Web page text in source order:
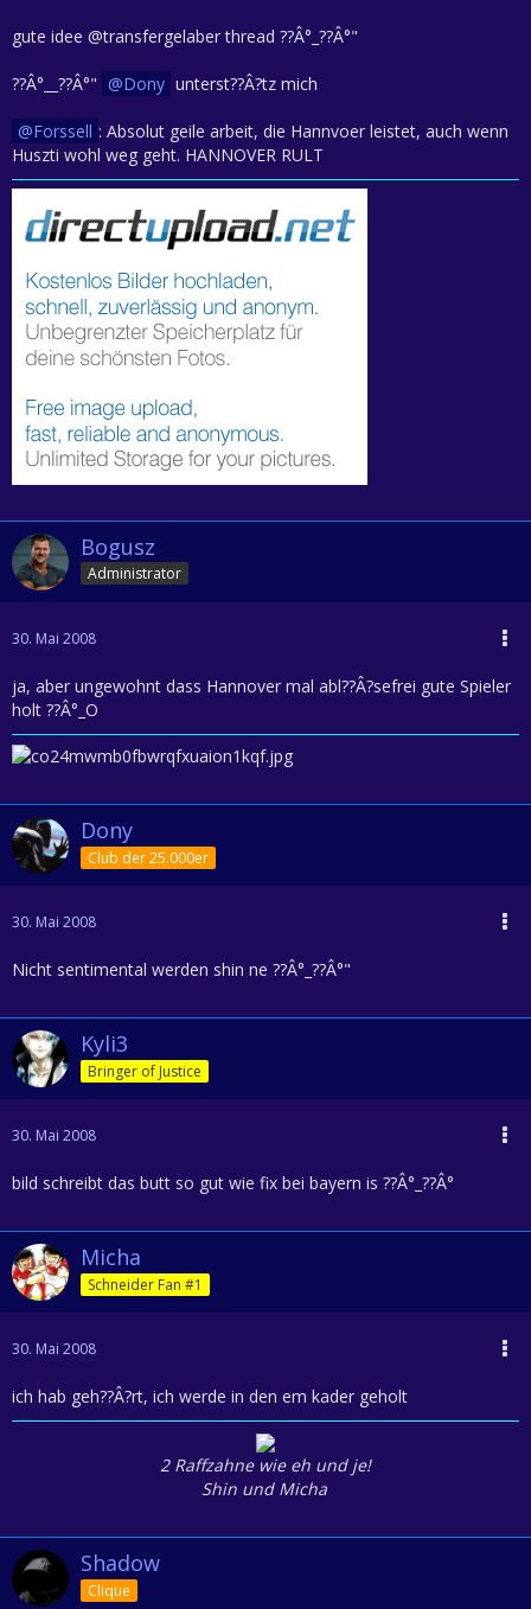
gute idee @transfergelaber thread ??Â°_??Â°"
??Â°__??Â°" Dony unterst??Â?tz mich
Forssell : Absolut geile arbeit, die Hannvoer leistet, auch wenn
Huszti wohl weg geht. HANNOVER RULT
Bogusz
Administrator
30. Mai 2008
ja, aber ungewohnt dass Hannover mal abl??Â?sefrei gute Spieler
holt ??Â°_O
Dony
Club der 25.000er
30. Mai 2008
Nicht sentimental werden shin ne ??Â°_??Â°"
Kyli3
Bringer of Justice
30. Mai 2008
bild schreibt das butt so gut wie fix bei bayern is ??Â°_??Â°
Micha
Schneider Fan #1
30. Mai 2008
ich hab geh??Â?rt, ich werde in den em kader geholt
2 Raffzahne wie eh und je!
Shin und Micha
Shadow
Clique